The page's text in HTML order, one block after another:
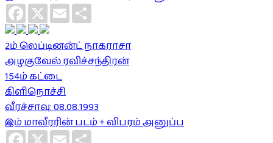
Facebook
X Email
2ம் லெப்டினன்ட் நாகராசா
அழகுவேல் ரவிச்சந்திரன்
154ம் கட்டை
கிளிநொச்சி
வீரச்சாவு: 08.08.1993
இம் மாவீரரின் படம் + விபரம் அனுப்ப
Facebook
X Email